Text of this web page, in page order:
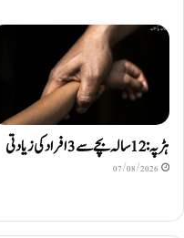
ہڑپہ: 12 سالہ بچے سے 3 افراد کی زیادتی
07/08/2026